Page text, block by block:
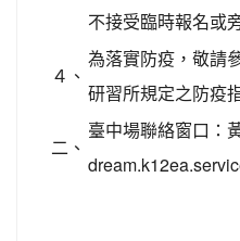
不接受臨時報名或
４、
為落實防疫，敬請
研習所規定之防疫
二、
臺中場聯絡窗口：